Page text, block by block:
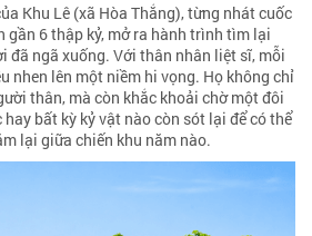
Khu Lê (xã Hòa Thắng), từng nhát cuốc
gần 6 thập kỷ, mở ra hành trình tìm lại
đã ngã xuống. Với thân nhân liệt sĩ, mỗi
nhen lên một niềm hi vọng. Họ không chỉ
thân, mà còn khắc khoải chờ một đôi
hay bất kỳ kỷ vật nào còn sót lại để có thể
lại giữa chiến khu năm nào.